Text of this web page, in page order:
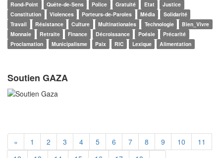
Rond-Point
Quête-de-Sens Police Gratuité Etat
Justice
Constitution
Violences Porteurs-de-Paroles Média
Solidarité
Travail
Résistance Culture Multinationales Technologie
Bien_Vivre
Monnaie
Retraite Finance Décroissance Poésie
Précarité
Proclamation
Municipalisme Paix RIC Lexique Alimentation
Soutien GAZA
« 1 2 3 4 5 6 7 8 9 10
11